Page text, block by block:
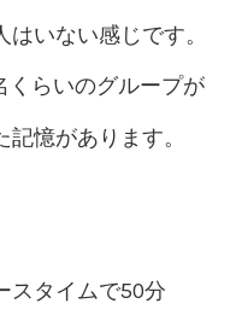
いない感じです。
くらいのグループが
憶があります。
スタイムで50分